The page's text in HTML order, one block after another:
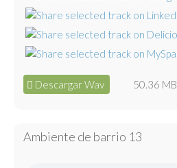
Descargar Wav 50.36 MB
Ambiente de barrio 13